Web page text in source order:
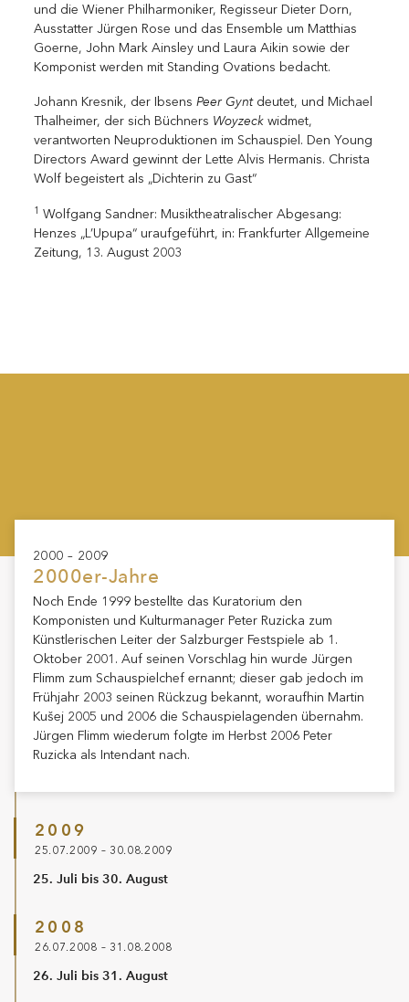
2000 – 2009
2000er-Jahre
Noch Ende 1999 bestellte das Kuratorium den
Komponisten und Kulturmanager Peter Ruzicka zum
Künstlerischen Leiter der Salzburger Festspiele ab 1.
Oktober 2001. Auf seinen Vorschlag hin wurde Jürgen
Flimm zum Schauspielchef ernannt; dieser gab jedoch im
Frühjahr 2003 seinen Rückzug bekannt, woraufhin Martin
Kušej 2005 und 2006 die Schauspielagenden übernahm.
Jürgen Flimm wiederum folgte im Herbst 2006 Peter
Ruzicka als Intendant nach.
2009
25.07.2009 – 30.08.2009
25. Juli bis 30. August
2008
26.07.2008 – 31.08.2008
26. Juli bis 31. August
und die Wiener Philharmoniker, Regisseur Dieter Dorn,
Ausstatter Jürgen Rose und das Ensemble um Matthias
Goerne, John Mark Ainsley und Laura Aikin sowie der
Komponist werden mit Standing Ovations bedacht.
Johann Kresnik, der Ibsens Peer Gynt deutet, und Michael
Thalheimer, der sich Büchners Woyzeckwidmet,
verantworten Neuproduktionen im Schauspiel. Den Young
­Directors Award gewinnt der Lette Alvis Hermanis. Christa
Wolf begeistert als „Dichterin zu Gast“
1 Wolfgang Sandner: Musiktheatralischer Abgesang:
Henzes „L’Upupa“ uraufgeführt, in: Frankfurter Allgemeine
Zeitung, 13. August 2003